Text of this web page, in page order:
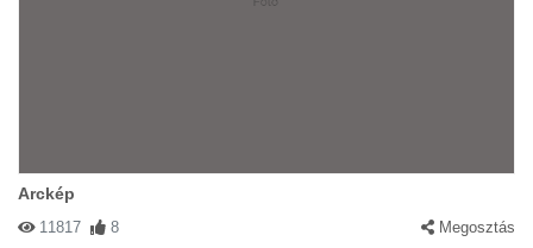
Arckép
11817 8 Megosztás